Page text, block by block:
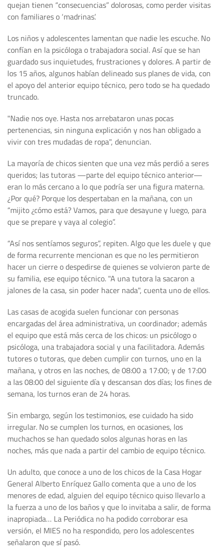
quejan tienen “consecuencias” dolorosas, como perder visitas
con familiares o ‘madrinas’.
Los niños y adolescentes lamentan que nadie les escuche. No
confían en la psicóloga o trabajadora social. Así que se han
guardado sus inquietudes, frustraciones y dolores. A partir de
los 15 años, algunos habían delineado sus planes de vida, con
el apoyo del anterior equipo técnico, pero todo se ha quedado
truncado.
"Nadie nos oye. Hasta nos arrebataron unas pocas
pertenencias, sin ninguna explicación y nos han obligado a
vivir con tres mudadas de ropa", denuncian.
La mayoría de chicos sienten que una vez más perdió a seres
queridos; las tutoras —parte del equipo técnico anterior—
eran lo más cercano a lo que podría ser una figura materna.
¿Por qué? Porque los despertaban en la mañana, con un
“mijito ¿cómo está? Vamos, para que desayune y luego, para
que se prepare y vaya al colegio”.
“Así nos sentíamos seguros”, repiten. Algo que les duele y que
de forma recurrente mencionan es que no les permitieron
hacer un cierre o despedirse de quienes se volvieron parte de
su familia, ese equipo técnico. "A una tutora la sacaron a
jalones de la casa, sin poder hacer nada", cuenta uno de ellos.
Las casas de acogida suelen funcionar con personas
encargadas del área administrativa, un coordinador; además
el equipo que está más cerca de los chicos: un psicólogo o
psicóloga, una trabajadora social y una facilitadora. Además
tutores o tutoras, que deben cumplir con turnos, uno en la
mañana, y otros en las noches, de 08:00 a 17:00; y de 17:00
a las 08:00 del siguiente día y descansan dos días; los fines de
semana, los turnos eran de 24 horas.
Sin embargo, según los testimonios, ese cuidado ha sido
irregular. No se cumplen los turnos, en ocasiones, los
muchachos se han quedado solos algunas horas en las
noches, más que nada a partir del cambio de equipo técnico.
Un adulto, que conoce a uno de los chicos de la Casa Hogar
General Alberto Enríquez Gallo comenta que a uno de los
menores de edad, alguien del equipo técnico quiso llevarlo a
la fuerza a uno de los baños y que lo invitaba a salir, de forma
inapropiada… La Periódica no ha podido corroborar esa
versión, el MIES no ha respondido, pero los adolescentes
señalaron que sí pasó.